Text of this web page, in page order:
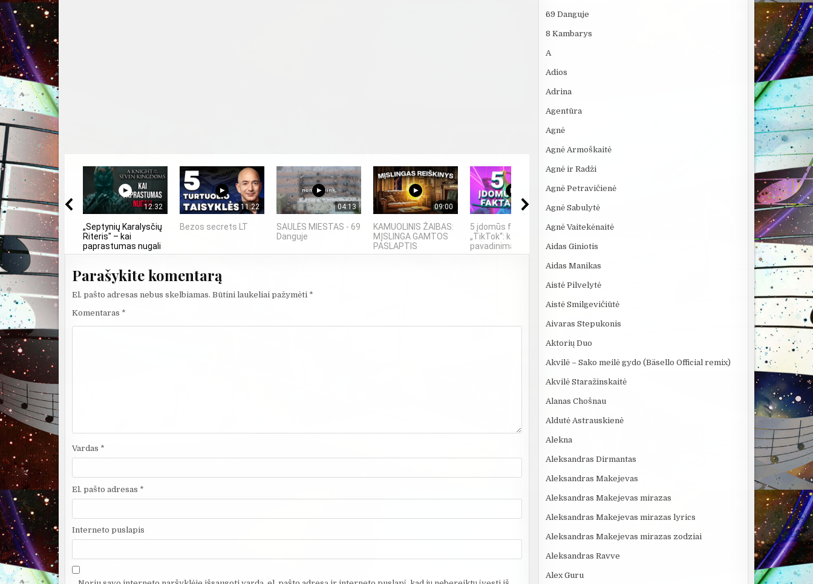
12:32
„Septynių Karalysčių
Riteris" – kai
paprastumas nugali
11:22
Bezos secrets LT
04:13
SAULĖS MIESTAS - 69
Danguje
09:00
KAMUOLINIS ŽAIBAS:
MĮSLINGA GAMTOS
PASLAPTIS
04:13
5 įdomūs faktai apie
„TikTok“: ką reiškia
pavadinimas ir ne tik
VIENINTELIS LIETUVIŲ
ASTRONAUTAS
5 MOKSLINIAI
KURIE
Parašykite komentarą
El. pašto adresas nebus skelbiamas. Būtini laukeliai pažymėti *
Komentaras *
Vardas *
El. pašto adresas *
Interneto puslapis
69 Danguje
8 Kambarys
A
Adios
Adrina
Agentūra
Agnė
Agnė Armoškaitė
Agnė ir Radži
Agnė Petravičienė
Agnė Sabulytė
Agnė Vaitekėnaitė
Aidas Giniotis
Aidas Manikas
Aistė Pilvelytė
Aistė Smilgevičiūtė
Aivaras Stepukonis
Aktorių Duo
Akvilė – Sako meilė gydo (Bäsello Official remix)
Akvilė Staražinskaitė
Alanas Chošnau
Aldutė Astrauskienė
Alekna
Aleksandras Dirmantas
Aleksandras Makejevas
Aleksandras Makejevas mirazas
Aleksandras Makejevas mirazas lyrics
Aleksandras Makejevas mirazas zodziai
Aleksandras Ravve
Alex Guru